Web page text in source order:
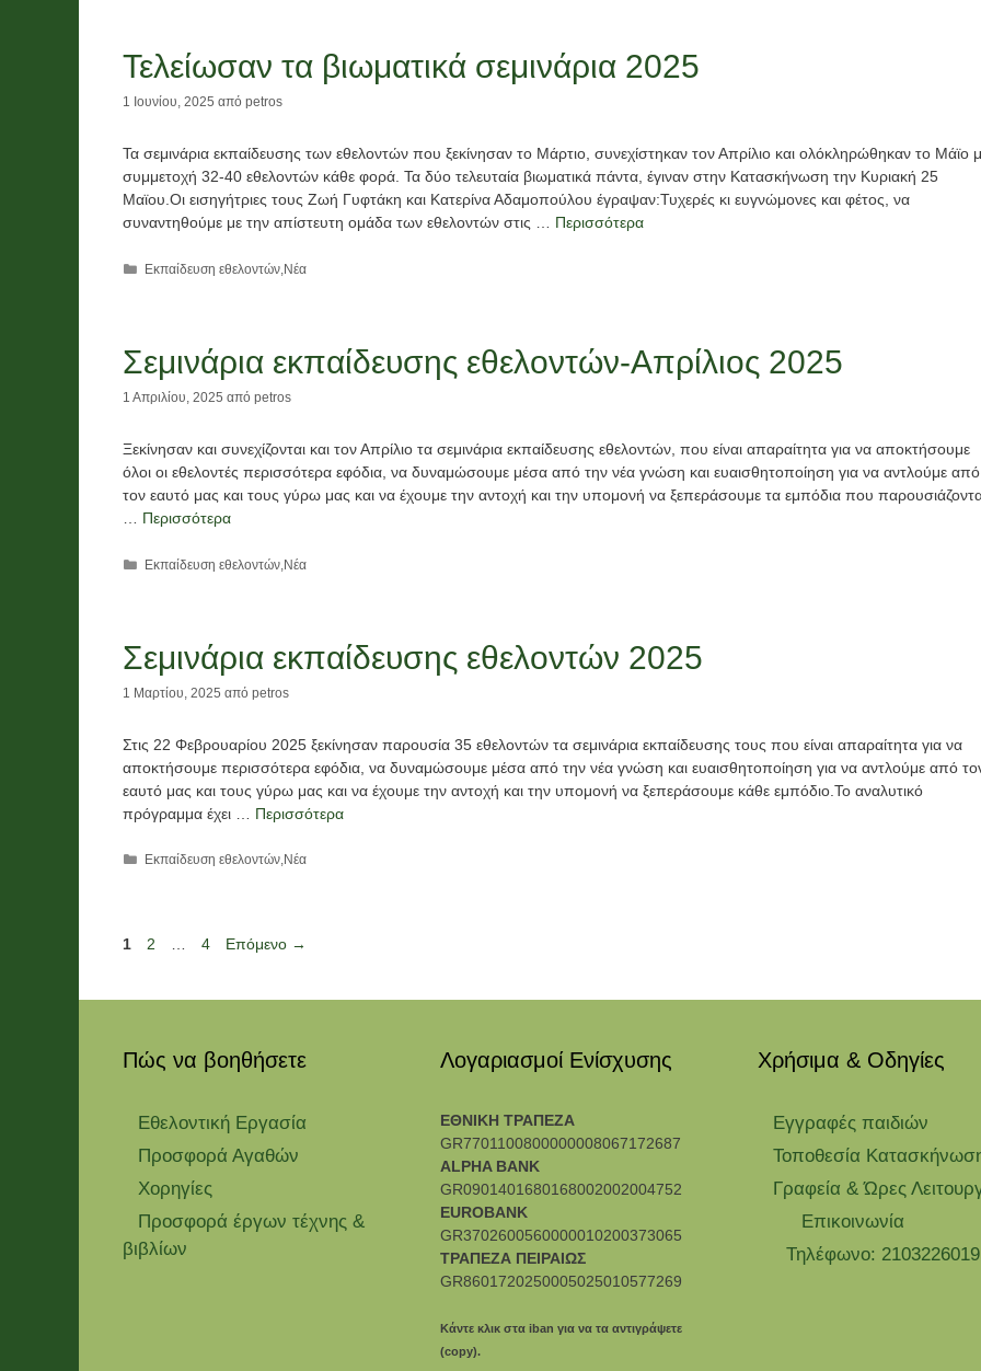
Τελείωσαν τα βιωματικά σεμινάρια 2025
1 Ιουνίου, 2025 από petros
Τα σεμινάρια εκπαίδευσης των εθελοντών που ξεκίνησαν το Μάρτιο, συνεχίστηκαν τον Απρίλιο και ολόκληρώθηκαν το Μάϊο
συμμετοχή 32-40 εθελοντών κάθε φορά. Τα δύο τελευταία βιωματικά πάντα, έγιναν στην Κατασκήνωση την Κυριακή 25
Μαϊου.Οι εισηγήτριες τους Ζωή Γυφτάκη και Κατερίνα Αδαμοπούλου έγραψαν:Τυχερές κι ευγνώμονες και φέτος, να
συναντηθούμε με την απίστευτη ομάδα των εθελοντών στις … Περισσότερα
Κατηγορίες
Εκπαίδευση εθελοντών,Νέα
Σεμινάρια εκπαίδευσης εθελοντών-Απρίλιος 2025
1 Απριλίου, 2025 από petros
Ξεκίνησαν και συνεχίζονται και τον Απρίλιο τα σεμινάρια εκπαίδευσης εθελοντών, που είναι απαραίτητα για να αποκτήσουμε
όλοι οι εθελοντές περισσότερα εφόδια, να δυναμώσουμε μέσα από την νέα γνώση και ευαισθητοποίηση για να αντλούμε από
τον εαυτό μας και τους γύρω μας και να έχουμε την αντοχή και την υπομονή να ξεπεράσουμε τα εμπόδια που
Περισσότερα
Κατηγορίες
Εκπαίδευση εθελοντών Νέα
Σεμινάρια εκπαίδευσης εθελοντών 2025
1 Μαρτίου, 2025 από petros
Στις 22 Φεβρουαρίου 2025 ξεκίνησαν παρουσία 35 εθελοντών τα σεμινάρια εκπαίδευσης τους που είναι απαραίτητα για να
αποκτήσουμε περισσότερα εφόδια, να δυναμώσουμε μέσα από την νέα γνώση και ευαισθητοποίηση για να αντλούμε από
εαυτό μας και τους γύρω μας και να έχουμε την αντοχή και την υπομονή να ξεπεράσουμε κάθε εμπόδιο.Το αναλυτικό
πρόγραμμα έχει … Περισσότερα
Κατηγορίες
Εκπαίδευση εθελοντών,Νέα
Σελίδα
1 Σελίδα
2 … Σελίδα
4 Επόμενο →
Πώς να βοηθήσετε
Εθελοντική Εργασία
Προσφορά Αγαθών
Χορηγίες
Προσφορά έργων τέχνης &
βιβλίων
Λογαριασμοί Ενίσχυσης
ΕΘΝΙΚΗ ΤΡΑΠΕΖΑ
GR7701100800000008067172687
ALPHA BANK
GR0901401680168002002004752
EUROBANK
GR3702600560000010200373065
ΤΡΑΠΕΖΑ ΠΕΙΡΑΙΩΣ
GR8601720250005025010577269
Κάντε κλικ στα iban για να τα αντιγράψετε
(copy).
Χρήσιμα & Οδηγίες
Eγγραφές παιδιών
Τοποθεσία
Γραφεία & Ώρες
Επικοινωνία
Τηλέφωνο: 2103226019